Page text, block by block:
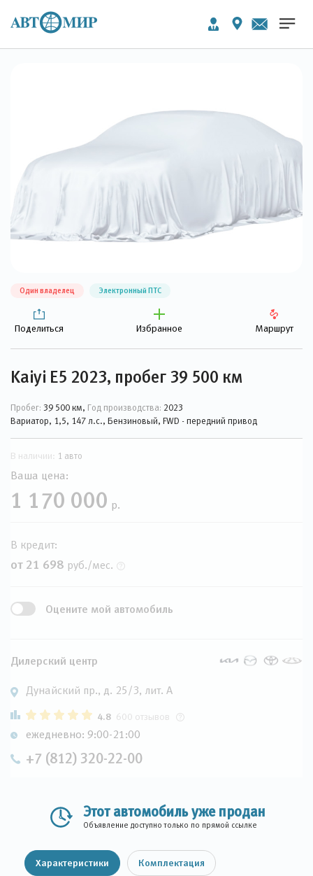
Один владелец Электронный ПТС
Поделиться Избранное Маршрут
Kaiyi E5 2023, пробег 39 500 км
Пробег: 39 500 км, Год производства: 2023
Вариатор, 1,5, 147 л.с., Бензиновый, FWD - передний привод
В наличии: 1 авто
Ваша цена:
1 170 000 р.
В кредит:
от 21 698 руб./мес.
Оцените мой автомобиль
Дилерский центр
Дунайский пр., д. 25/3, лит. А
4.8 600 отзывов
ежедневно: 9:00-21:00
+7 (812) 320-22-00
Этот автомобиль уже продан
Объявление доступно только по прямой ссылке
Характеристики Комплектация